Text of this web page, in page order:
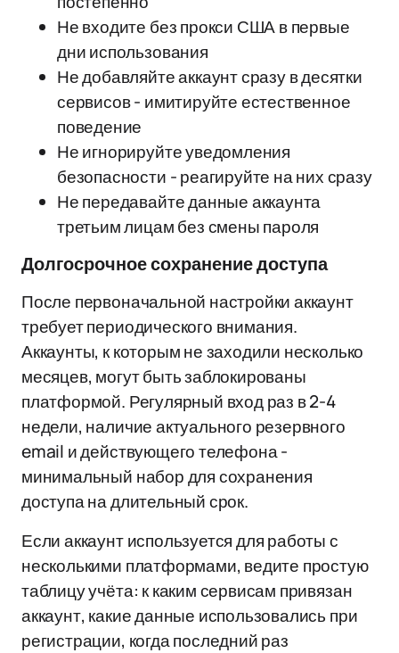
Не входите без прокси США в первые
дни использования
Не добавляйте аккаунт сразу в десятки
сервисов - имитируйте естественное
поведение
Не игнорируйте уведомления
безопасности - реагируйте на них сразу
Не передавайте данные аккаунта
третьим лицам без смены пароля
Долгосрочное сохранение доступа
После первоначальной настройки аккаунт
требует периодического внимания.
Аккаунты, к которым не заходили несколько
месяцев, могут быть заблокированы
платформой. Регулярный вход раз в 2-4
недели, наличие актуального резервного
email и действующего телефона -
минимальный набор для сохранения
доступа на длительный срок.
Если аккаунт используется для работы с
несколькими платформами, ведите простую
таблицу учёта: к каким сервисам привязан
аккаунт, какие данные использовались при
регистрации, когда последний раз